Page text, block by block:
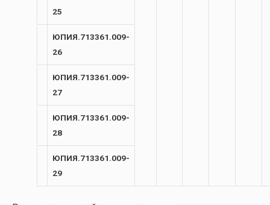
25
ЮПИЯ.713361.009-
26
ЮПИЯ.713361.009-
27
ЮПИЯ.713361.009-
28
ЮПИЯ.713361.009-
29